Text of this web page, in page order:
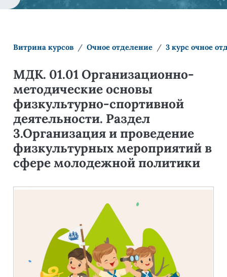
Витрина курсов Очное отделение 3 курс очное
МДК. 01.01 Организационно-
методические основы
физкультурно-спортивной
деятельности. Раздел
3.Организация и проведение
физкультурных мероприятий в
сфере молодежной политики